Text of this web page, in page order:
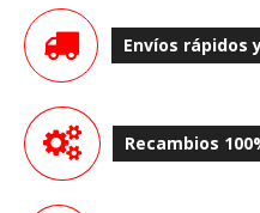
Envíos rápidos
Recambios